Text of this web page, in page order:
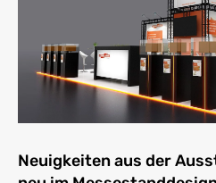
Neuigkeiten aus der